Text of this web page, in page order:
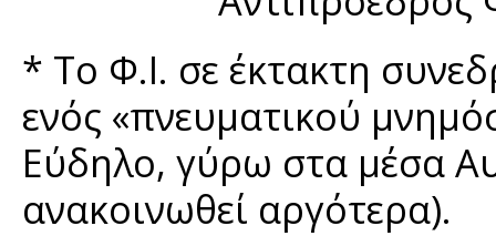
* Το Φ.Ι. σε έκτακτη
ενός «πνευματικού
Εύδηλο, γύρω στα μέσα
ανακοινωθεί αργότερα).